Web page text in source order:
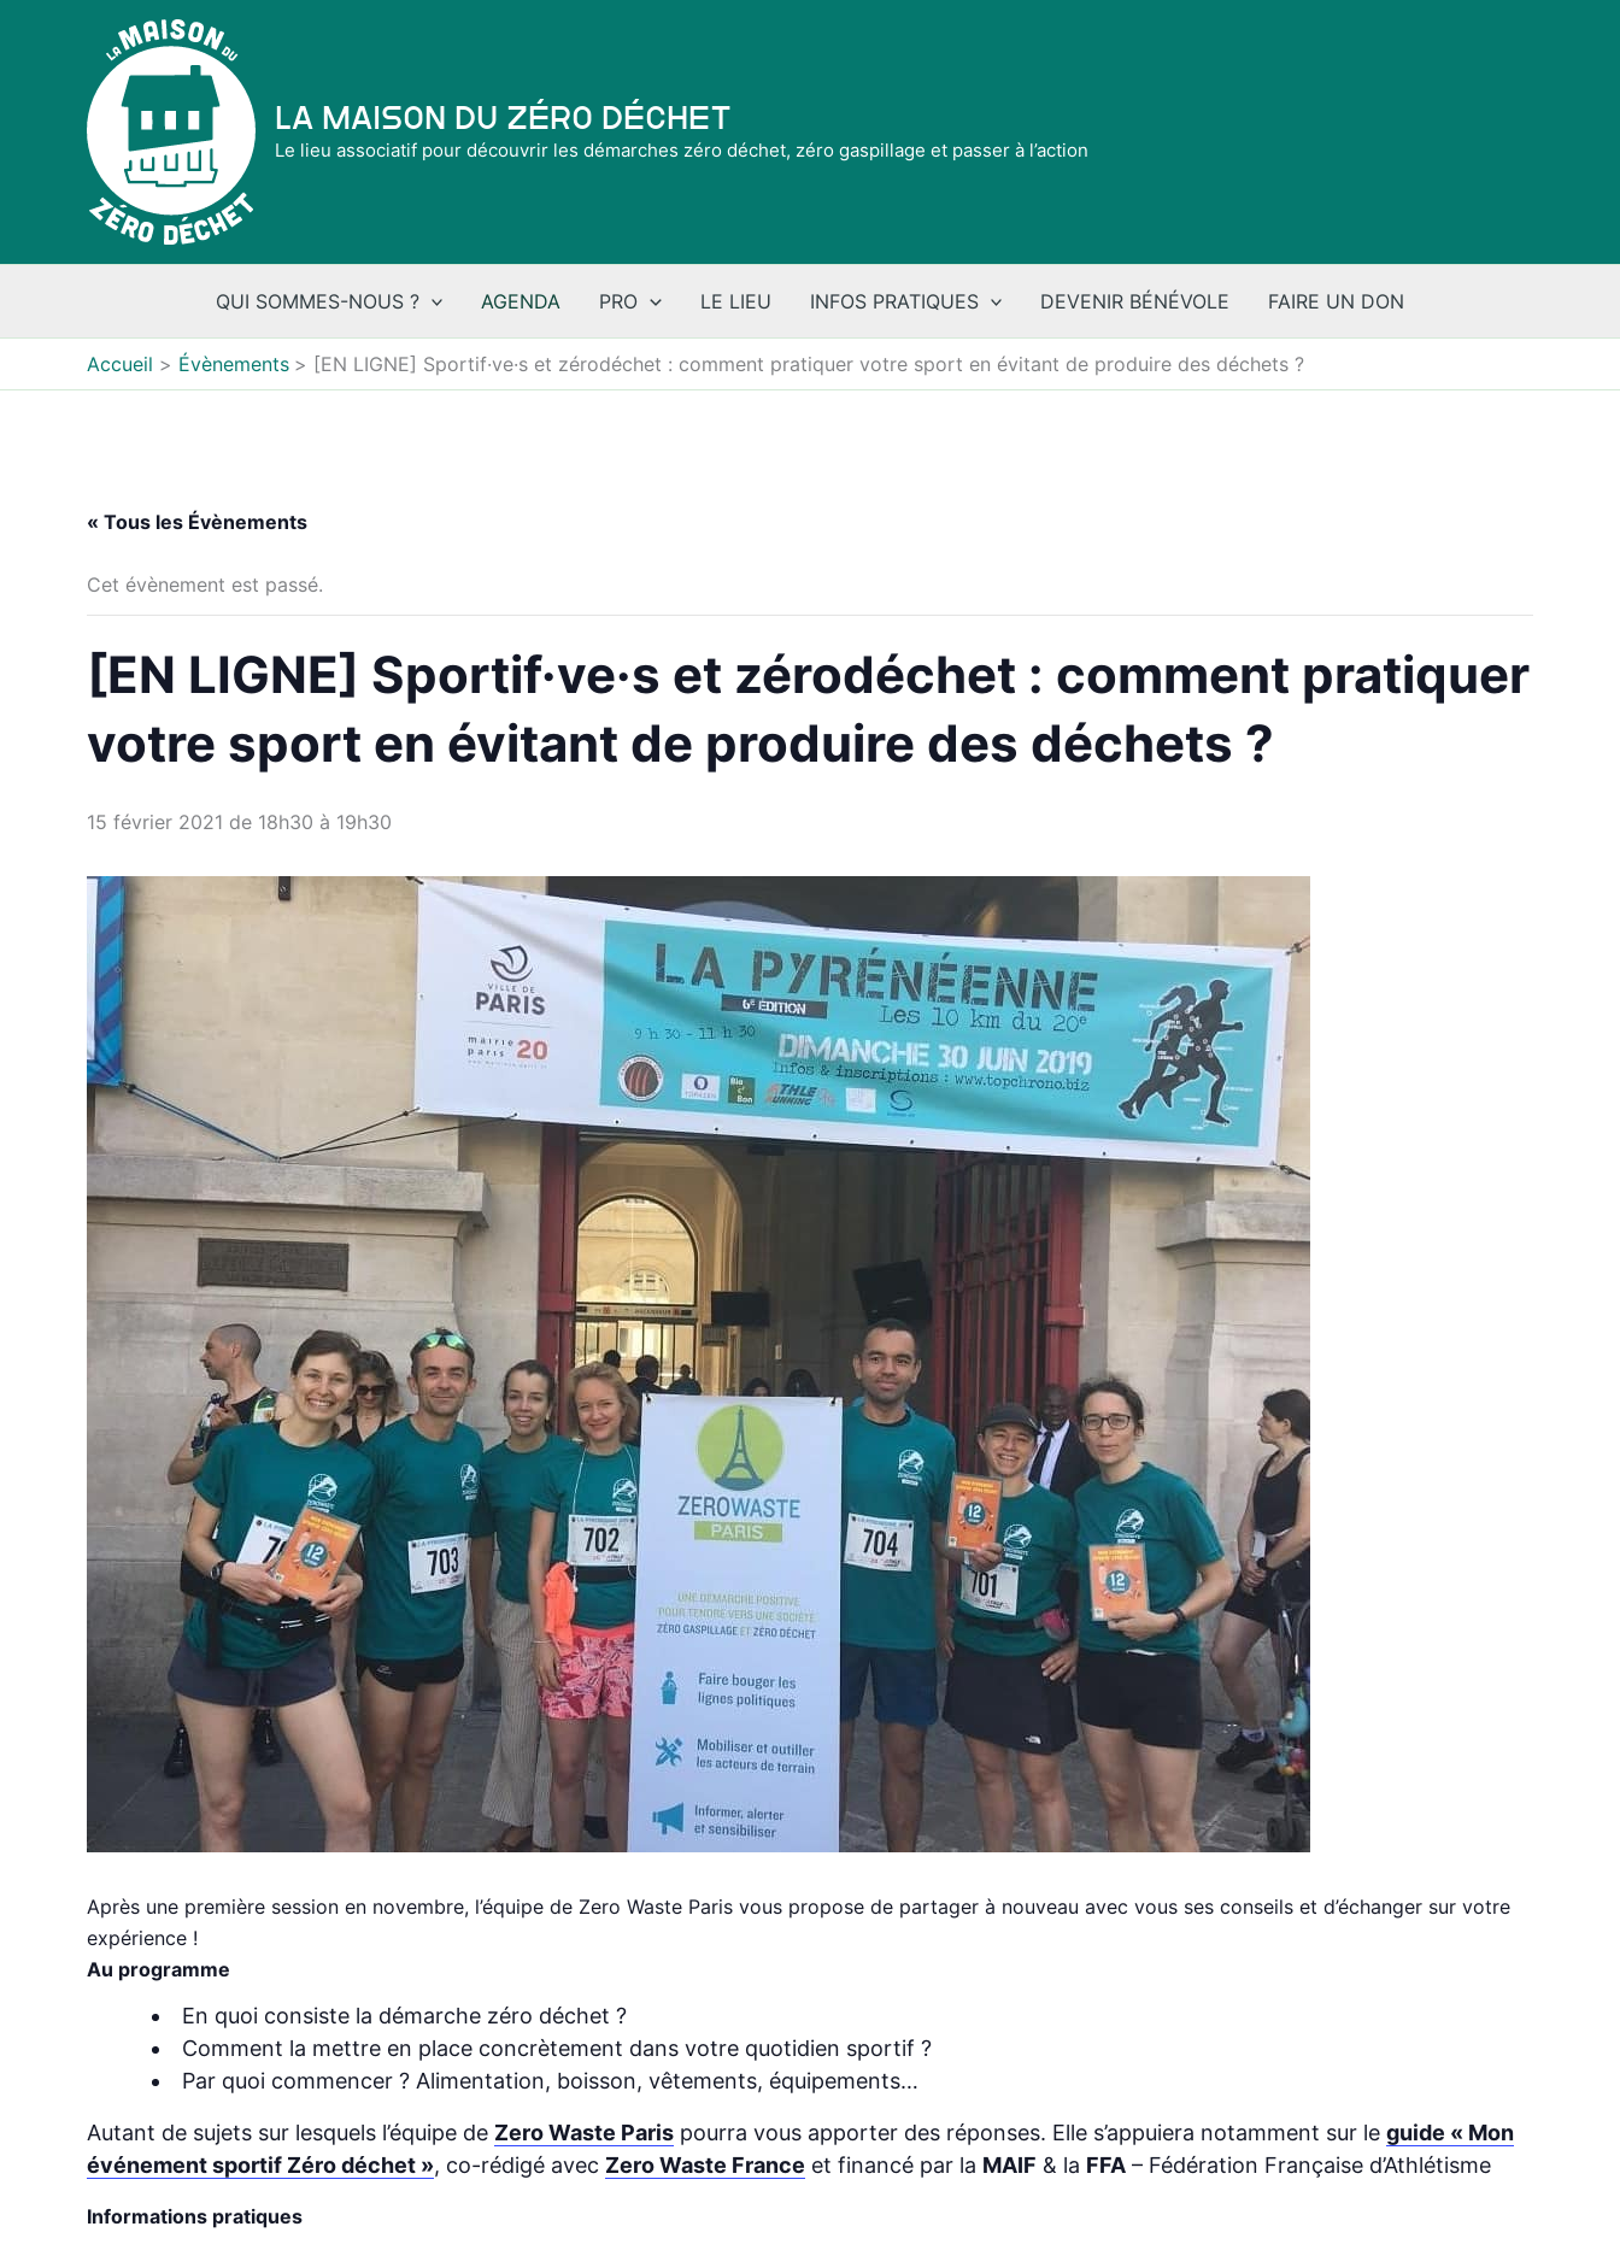
La Maison du Zéro Déchet
Le lieu associatif pour découvrir les démarches zéro déchet, zéro gaspillage et passer à l’action
QUI SOMMES-NOUS ? AGENDA PRO LE LIEU INFOS PRATIQUES DEVENIR BÉNÉVOLE FAIRE UN DON
Accueil Évènements [EN LIGNE] Sportif·ve·s et zérodéchet : comment pratiquer votre sport en évitant de produire des déchets ?
« Tous les Évènements
Cet évènement est passé.
[EN LIGNE] Sportif·ve·s et zérodéchet : comment pratiquer
votre sport en évitant de produire des déchets ?
15 février 2021 de 18h30 à 19h30
Après une première session en novembre, l’équipe de Zero Waste Paris vous propose de partager à nouveau avec vous ses conseils et d’échanger sur votre
expérience !
Au programme
En quoi consiste la démarche zéro déchet ?
Comment la mettre en place concrètement dans votre quotidien sportif ?
Par quoi commencer ? Alimentation, boisson, vêtements, équipements…
Autant de sujets sur lesquels l’équipe de Zero Waste Paris pourra vous apporter des réponses. Elle s’appuiera notamment sur le guide « Mon
événement sportif Zéro déchet », co-rédigé avec Zero Waste France et financé par la MAIF & la FFA – Fédération Française d’Athlétisme
Informations pratiques